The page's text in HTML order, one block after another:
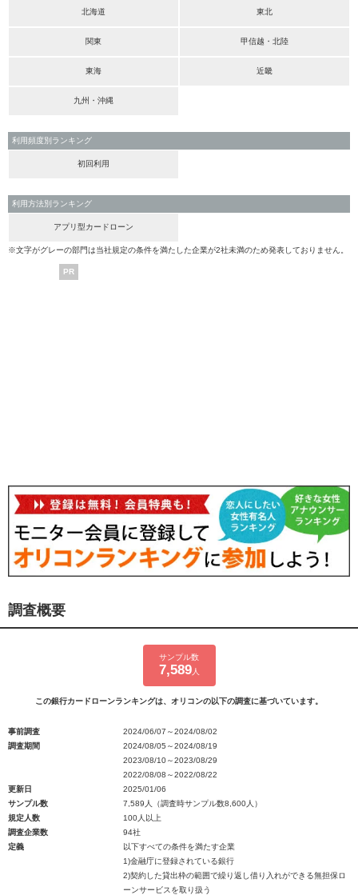
北海道 東北
関東 甲信越・北陸
東海 近畿
九州・沖縄
利用頻度別ランキング
初回利用
利用方法別ランキング
アプリ型カードローン
※文字がグレーの部門は当社規定の条件を満たした企業が2社未満のため発表しておりません。
PR
調査概要
サンプル数
7,589人
この銀行カードローンランキングは、オリコンの以下の調査に基づいています。
事前調査
2024/06/07～2024/08/02
調査期間
2024/08/05～2024/08/19
2023/08/10～2023/08/29
2022/08/08～2022/08/22
更新日
2025/01/06
サンプル数
7,589人（調査時サンプル数8,600人）
規定人数
100人以上
調査企業数
94社
定義
以下すべての条件を満たす企業
1)金融庁に登録されている銀行
2)契約した貸出枠の範囲で繰り返し借り入れができる無担保ロ
ーンサービスを取り扱う